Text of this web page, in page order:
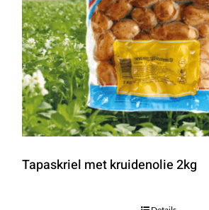
Tapaskriel met kruidenolie 2kg